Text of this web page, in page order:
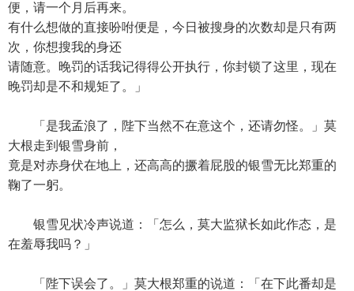
便，请一个月后再来。
有什么想做的直接吩咐便是，今日被搜身的次数却是只有两
次，你想搜我的身还
请随意。晚罚的话我记得得公开执行，你封锁了这里，现在
晚罚却是不和规矩了。」
「是我孟浪了，陛下当然不在意这个，还请勿怪。」莫
大根走到银雪身前，
竟是对赤身伏在地上，还高高的撅着屁股的银雪无比郑重的
鞠了一躬。
银雪见状冷声说道：「怎么，莫大监狱长如此作态，是
在羞辱我吗？」
「陛下误会了。」莫大根郑重的说道：「在下此番却是